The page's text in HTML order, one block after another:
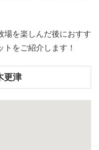
場を楽しんだ後におすす
をご紹介します！
更津